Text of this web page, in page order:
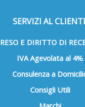
SERVIZI AL
RESO E DIRITTO DI
IVA Agevolata al 4%
Consulenza a
Consigli Utili